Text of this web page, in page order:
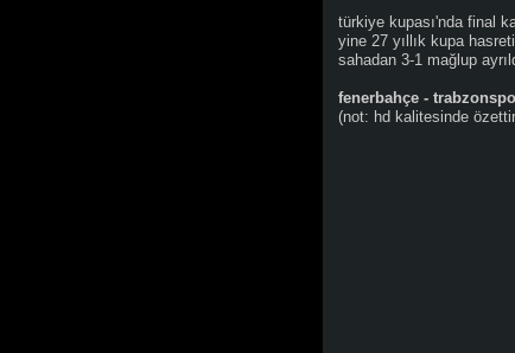
türkiye kupası'nda final
yine 27 yıllık kupa
sahadan 3-1 mağlup
fenerbahçe -
(not: hd kalitesinde